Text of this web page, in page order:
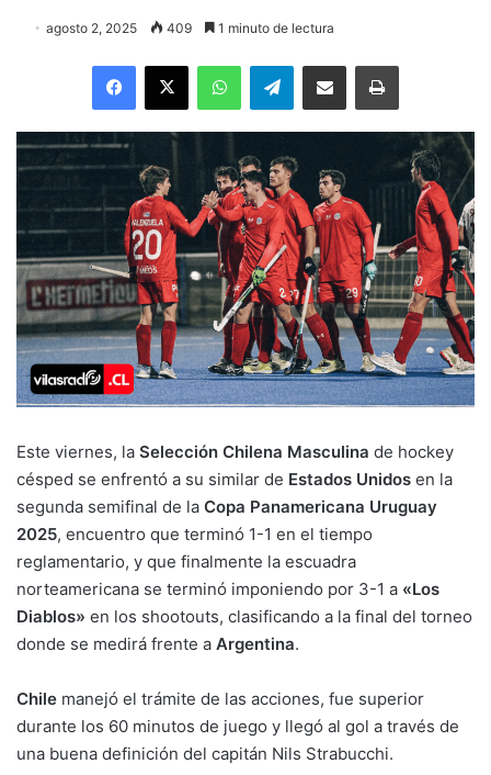
agosto 2, 2025 409 1 minuto de lectura
Facebook
X WhatsAppTelegramEnviar vía email Imprimir
Este viernes, la Selección Chilena Masculina de hockey
césped se enfrentó a su similar de Estados Unidos en la
segunda semifinal de la Copa Panamericana Uruguay
2025, encuentro que terminó 1-1 en el tiempo
reglamentario, y que finalmente la escuadra
norteamericana se terminó imponiendo por 3-1 a «Los
Diablos» en los shootouts, clasificando a la final del torneo
donde se medirá frente a Argentina.
Chile manejó el trámite de las acciones, fue superior
durante los 60 minutos de juego y llegó al gol a través de
una buena definición del capitán Nils Strabucchi.